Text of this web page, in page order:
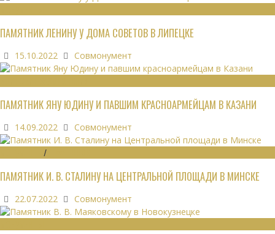
ПАМЯТНИК ЛЕНИНУ У ДОМА СОВЕТОВ В ЛИПЕЦКЕ
15.10.2022 Совмонумент
ПАМЯТНИК ЯНУ ЮДИНУ И ПАВШИМ КРАСНОАРМЕЙЦАМ В КАЗАНИ
14.09.2022 Совмонумент
/
ПАМЯТНИК И. В. СТАЛИНУ НА ЦЕНТРАЛЬНОЙ ПЛОЩАДИ В МИНСКЕ
22.07.2022 Совмонумент